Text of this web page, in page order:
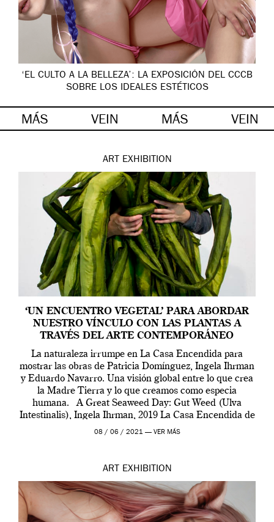
‘EL CULTO A LA BELLEZA’: LA EXPOSICIÓN DEL CCCB
SOBRE LOS IDEALES ESTÉTICOS
MÁS VEIN MÁS VEIN
ART EXHIBITION
‘UN ENCUENTRO VEGETAL’ PARA ABORDAR
NUESTRO VÍNCULO CON LAS PLANTAS A
TRAVÉS DEL ARTE CONTEMPORÁNEO
La naturaleza irrumpe en La Casa Encendida para
mostrar las obras de Patricia Domínguez, Ingela Ihrman
y Eduardo Navarro. Una visión global entre lo que crea
la Madre Tierra y lo que creamos como especia
humana. A Great Seaweed Day: Gut Weed (Ulva
Intestinalis), Ingela Ihrman, 2019 La Casa Encendida de
Madrid y la Wellcome […]
08 / 06 / 2021 — VER MÁS
ART EXHIBITION